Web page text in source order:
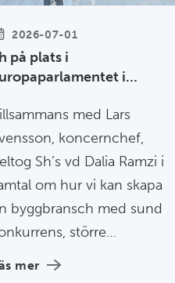
2026-07-01
på plats i
i
med Lars
koncernchef,
Sh’s vd Dalia Ramzi i
om hur vi kan skapa
byggbransch med sund
större
transparens och tydligare
mer